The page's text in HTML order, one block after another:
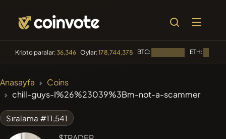
Kripto paralar:36,346 Oylar:178,744,378 BTC: ETH:
LIMOCOIN SWAP
#84
Anasayfa
Coins
chill-guys-I%26%23039%3Bm-not-a-scammer
Sıralama #11,541